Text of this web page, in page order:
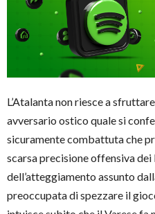
L’Atalanta non riesce a
avversario ostico quale si
sicuramente combattuta che
scarsa precisione offensiva dei
dell’atteggiamento assunto
preoccupata di spezzare il